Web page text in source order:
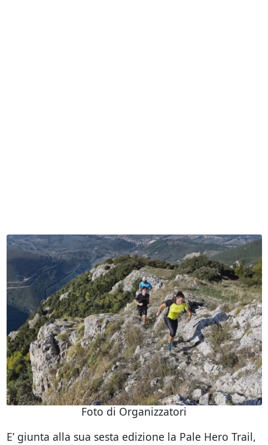
Foto di Organizzatori
E’ giunta alla sua sesta edizione la Pale Hero Trail,